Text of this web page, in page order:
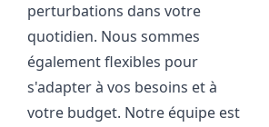
perturbations dans votre
quotidien. Nous sommes
également flexibles pour
s'adapter à vos besoins et à
votre budget. Notre équipe est